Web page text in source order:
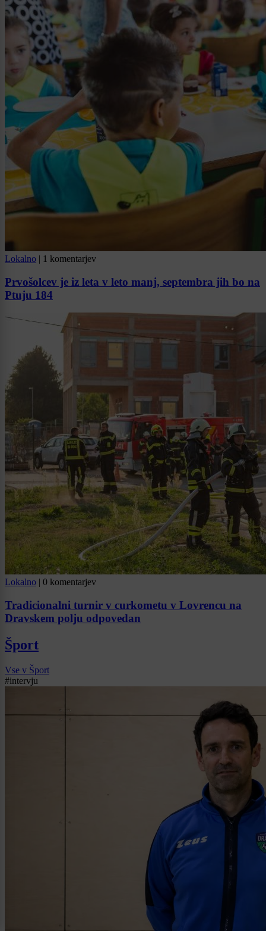
Lokalno | 1 komentarjev
Prvošolcev je iz leta v leto manj, septembra jih bo na
Ptuju 184
Lokalno 0 komentarjev
Tradicionalni turnir v curkometu v Lovrencu na
Dravskem polju odpovedan
Šport
Vse v Šport
#intervju